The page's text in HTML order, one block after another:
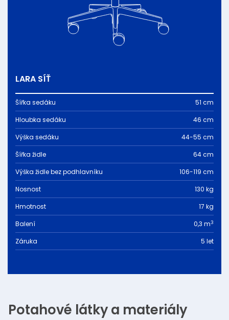
LARA SÍŤ
Šířka sedáku
51 cm
Hloubka sedáku
46 cm
Výška sedáku
44-55 cm
Šířka židle
64 cm
Výška židle bez podhlavníku
106-119 cm
Nosnost
130 kg
Hmotnost
17 kg
Balení
0,3 m3
Záruka 5 let
Potahové látky a materiály